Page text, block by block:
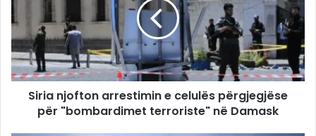
Siria njofton arrestimin e celulës përgjegjëse
për "bombardimet terroriste" në Damask